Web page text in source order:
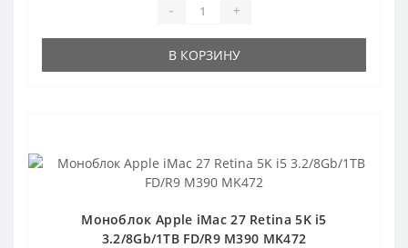
- +
В КОРЗИНУ
Моноблок Apple iMac 27 Retina 5K i5
3.2/8Gb/1TB FD/R9 M390 MK472